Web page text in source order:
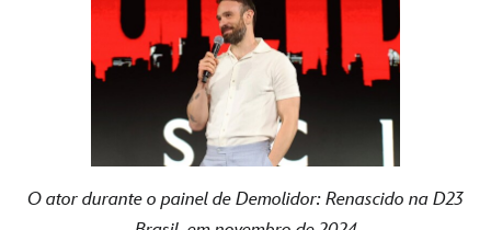
O ator durante o painel de Demolidor: Renascido na D23